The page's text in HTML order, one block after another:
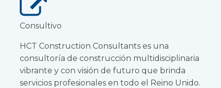
Consultivo
HCT Construction Consultants es una
consultoría de construcción multidisciplinaria
vibrante y con visión de futuro que brinda
servicios profesionales en todo el Reino Unido.